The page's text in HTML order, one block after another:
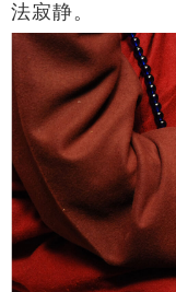
法寂静。